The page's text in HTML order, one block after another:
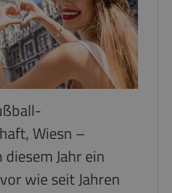
Wiesn –
Jahr ein
wie seit Jahren